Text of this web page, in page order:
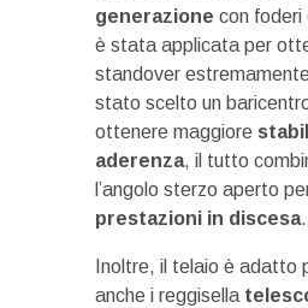
generazione con foderi
è stata applicata per
standover
stato scelto un
ottenere maggiore
aderenza, il tutto
l’angolo sterzo aperto
prestazioni in discesa.
Inoltre, il telaio è adatto
anche i reggisella